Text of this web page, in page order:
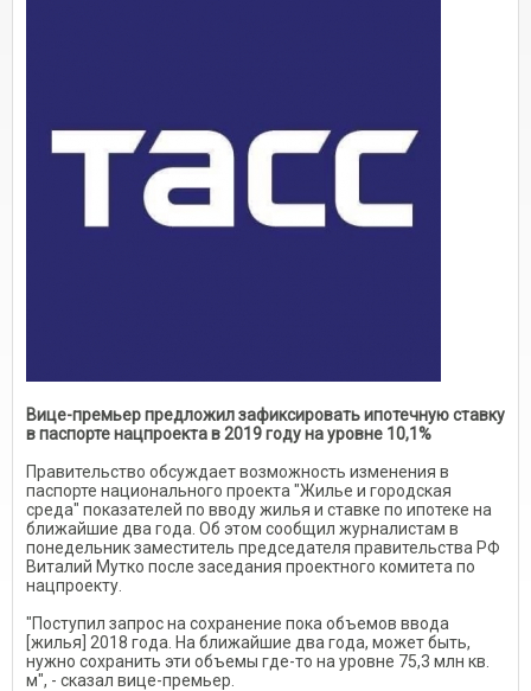
Вице-премьер предложил зафиксировать ипотечную ставку
в паспорте нацпроекта в 2019 году на уровне 10,1%
Правительство обсуждает возможность изменения в
паспорте национального проекта "Жилье и городская
среда" показателей по вводу жилья и ставке по ипотеке на
ближайшие два года. Об этом сообщил журналистам в
понедельник заместитель председателя правительства РФ
Виталий Мутко после заседания проектного комитета по
нацпроекту.
"Поступил запрос на сохранение пока объемов ввода
[жилья] 2018 года. На ближайшие два года, может быть,
нужно сохранить эти объемы где-то на уровне 75,3 млн кв.
м", - сказал вице-премьер.